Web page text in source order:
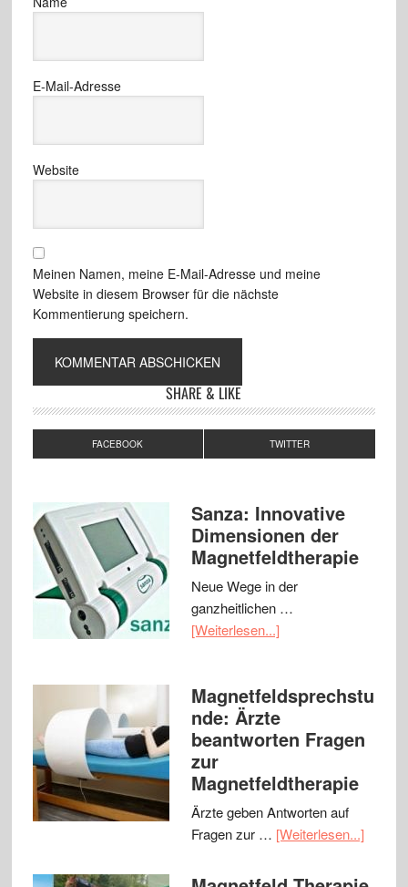
E-Mail-Adresse
Website
Meinen Namen, meine E-Mail-Adresse und meine
Website in diesem Browser für die nächste
Kommentierung speichern.
SHARE & LIKE
FACEBOOK TWITTER
Sanza: Innovative
Dimensionen der
Magnetfeldtherapie
Neue Wege in der
ganzheitlichen …
[Weiterlesen...]
Magnetfeldsprechstu
nde: Ärzte
beantworten Fragen
zur
Magnetfeldtherapie
Ärzte geben Antworten auf
Fragen zur … [Weiterlesen...]